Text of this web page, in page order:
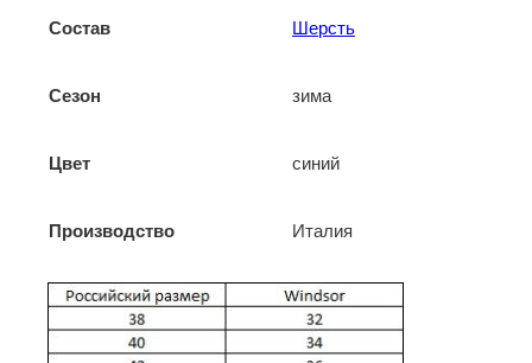
Состав Шерсть
Сезон зима
Цвет синий
Производство Италия